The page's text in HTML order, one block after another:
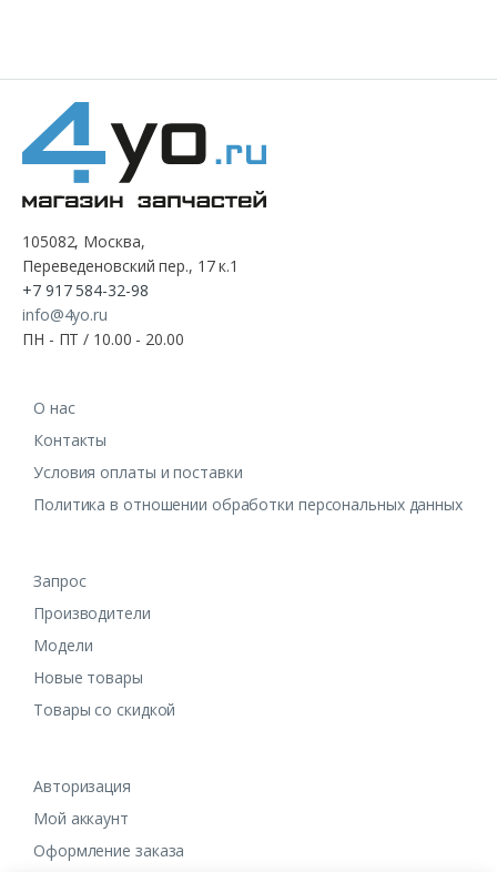
105082, Москва,
Переведеновский пер., 17 к.1
+7 917 584-32-98
info@4yo.ru
ПН - ПТ / 10.00 - 20.00
О нас
Контакты
Условия оплаты и поставки
Политика в отношении обработки персональных данных
Запрос
Производители
Модели
Новые товары
Товары со скидкой
Авторизация
Мой аккаунт
Оформление заказа